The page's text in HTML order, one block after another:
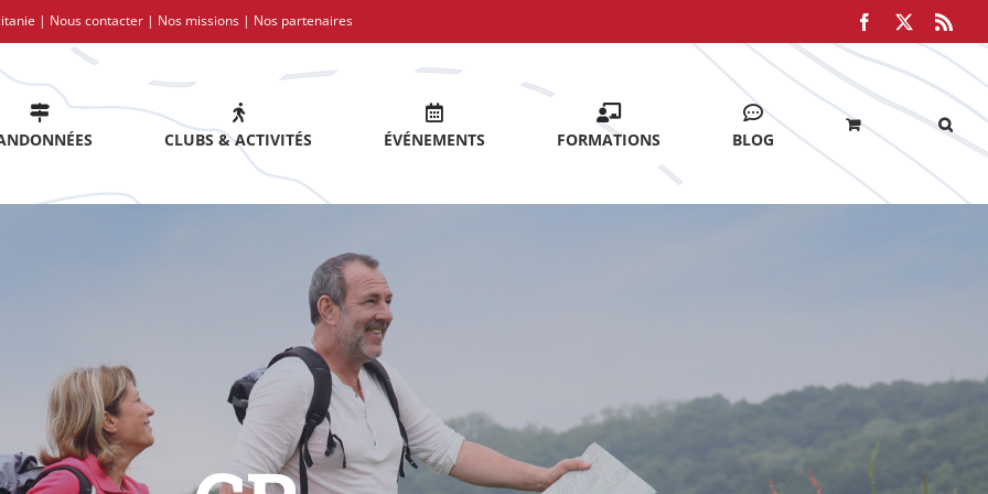
| Nous contacter | Nos missions | Nos partenaires Facebook
CLUBS & ACTIVITÉS ÉVÉNEMENTS FORMATIONS BLOG